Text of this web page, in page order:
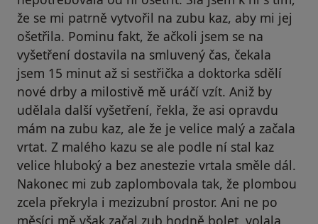
že se mi patrně vytvořil na zubu kaz, aby mi jej
ošetřila. Pominu fakt, že ačkoli jsem se na
vyšetření dostavila na smluvený čas, čekala
jsem 15 minut až si sestřička a doktorka sdělí
nové drby a milostivě mě uráčí vzít. Aniž by
udělala další vyšetření, řekla, že asi opravdu
mám na zubu kaz, ale že je velice malý a začala
vrtat. Z malého kazu se ale podle ní stal kaz
velice hluboký a bez anestezie vrtala směle dál.
Nakonec mi zub zaplombovala tak, že plombou
zcela překryla i mezizubní prostor. Ani ne po